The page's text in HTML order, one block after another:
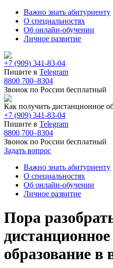
Важно знать абитуриенту
О специальностях
Об онлайн-обучении
Личное развитие
+7 (909) 341-83-04
Пишите в Telegram
8800 700–8304
Звонок по России бесплатный
Как получить дистанционное
+7 (909) 341-83-04
Пишите в Telegram
8800 700–8304
Звонок по России бесплатный
Задать вопрос
Важно знать абитуриенту
О специальностях
Об онлайн-обучении
Личное развитие
Пора
дистанционное
образование в